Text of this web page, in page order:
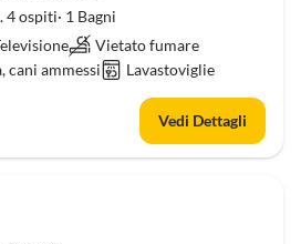
4 ospiti· 1 Bagni
Vietato fumare
cani ammessi
Lavastoviglie
Vedi Dettagli